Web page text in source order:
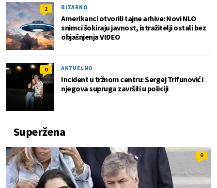
2 BIZARNO
Amerikanci otvorili tajne arhive: Novi NLO
snimci šokiraju javnost, istražitelji ostali bez
objašnjenja VIDEO
0 AKTUELNO
Incident u tržnom centru: Sergej Trifunović i
njegova supruga završili u policiji
Superžena
0